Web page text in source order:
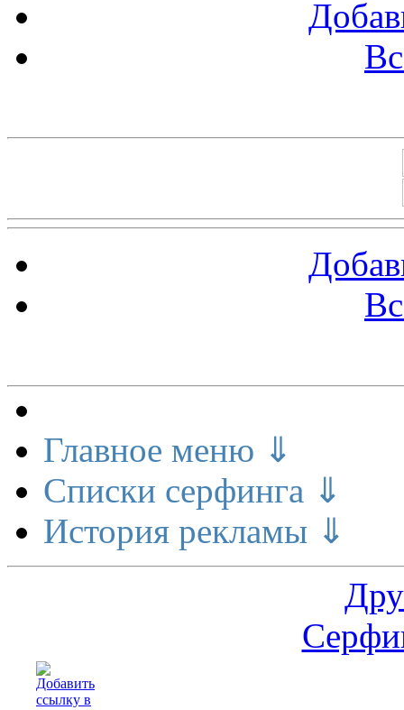
Главное меню ⇓
Списки серфинга ⇓
История рекламы ⇓